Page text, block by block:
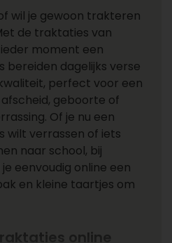
wil je gewoon trakteren
de traktaties van
moment een
bereiden dagelijks verse
perfect voor een
afscheid, geboorte of
Of je nu een
wilt verrassen of iets
naar school, bij
eenvoudig online een
en kleine taartjes om
online